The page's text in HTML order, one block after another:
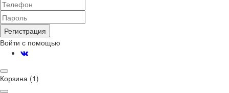
Регистрация
Войти с помощью
Корзина (1)